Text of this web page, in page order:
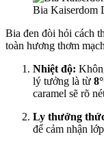
Bia Kaiserdom
Bia đen đòi hỏi cách
toàn hương thơm
Nhiệt độ:
lý tưởng là từ
caramel sẽ rõ
Ly thưởng
để cảm nhận